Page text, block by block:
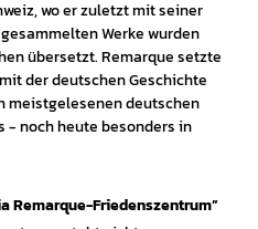
wo er zuletzt mit seiner
Werke wurden
übersetzt. Remarque setzte
der deutschen Geschichte
meistgelesenen deutschen
- noch heute besonders in
Remarque-Friedenszentrum”